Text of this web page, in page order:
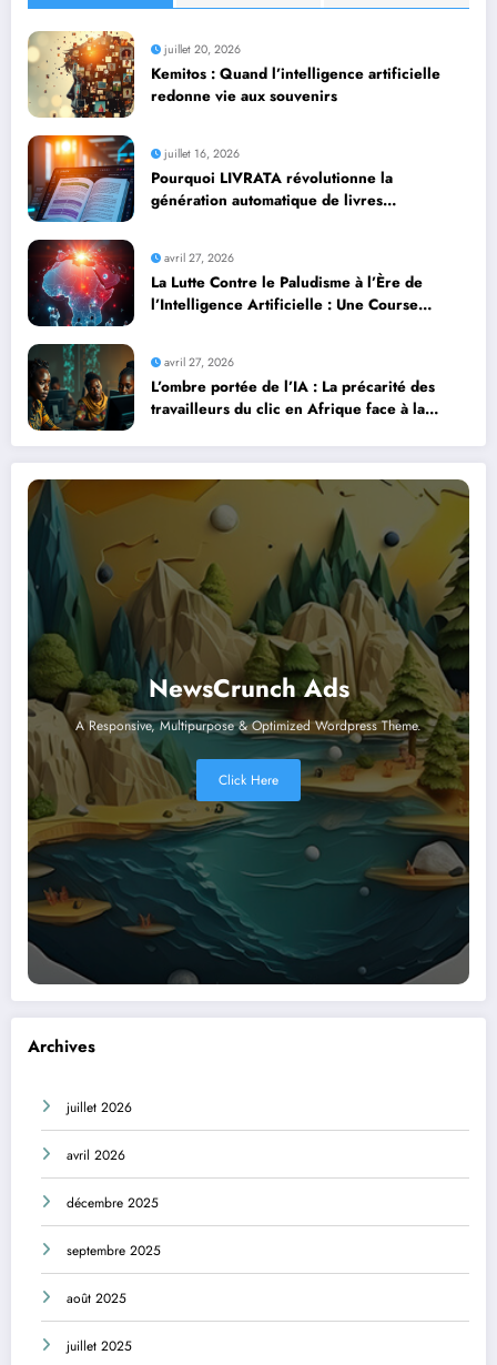
juillet 20, 2026
Kemitos : Quand l’intelligence artificielle
redonne vie aux souvenirs
juillet 16, 2026
Pourquoi LIVRATA révolutionne la
génération automatique de livres
avril 27, 2026
La Lutte Contre le Paludisme à l’Ère de
l’Intelligence Artificielle : Une Course
avril 27, 2026
L’ombre portée de l’IA : La précarité des
travailleurs du clic en Afrique face à la
NewsCrunch Ads
A Responsive, Multipurpose & Optimized Wordpress Theme.
Click Here
Archives
juillet 2026
avril 2026
décembre 2025
septembre 2025
août 2025
juillet 2025